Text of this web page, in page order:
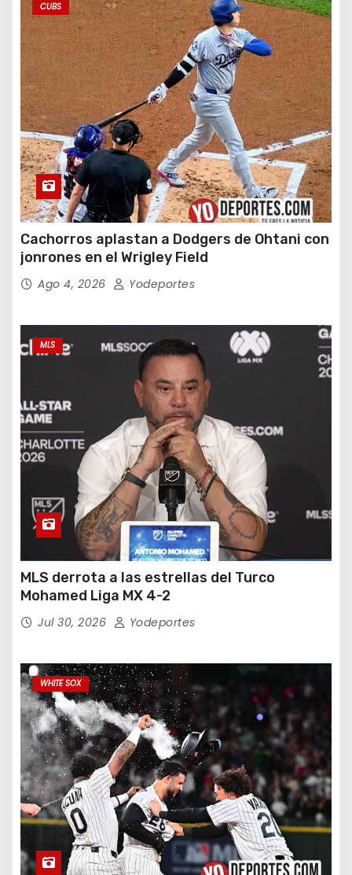
CUBS
Cachorros aplastan a Dodgers de Ohtani con
jonrones en el Wrigley Field
Ago 4, 2026 Yodeportes
MLS
MLS derrota a las estrellas del Turco
Mohamed Liga MX 4-2
Jul 30, 2026 Yodeportes
WHITE SOX